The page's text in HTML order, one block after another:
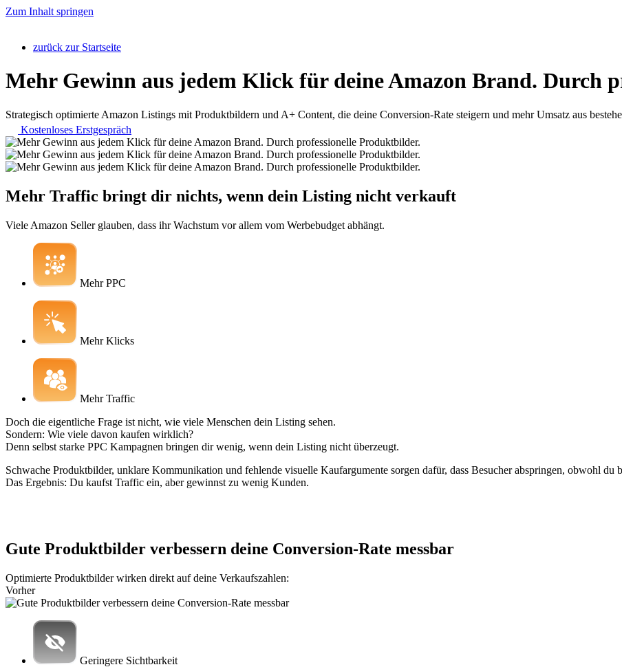
Zum Inhalt springen
zurück zur Startseite
Mehr Gewinn aus jedem Klick für deine Amazon Brand. Durch
Strategisch optimierte Amazon Listings mit Produktbildern und A+ Content, die deine Conversion-Rate steigern und mehr Umsatz aus
Kostenloses Erstgespräch
Mehr Traffic bringt dir nichts, wenn dein Listing nicht verkauft
Viele Amazon Seller glauben, dass ihr Wachstum vor allem vom Werbebudget abhängt.
Mehr PPC
Mehr Klicks
Mehr Traffic
Doch die eigentliche Frage ist nicht, wie viele Menschen dein Listing sehen.
Sondern: Wie viele davon kaufen wirklich?
Denn selbst starke PPC Kampagnen bringen dir wenig, wenn dein Listing nicht überzeugt.
Schwache Produktbilder, unklare Kommunikation und fehlende visuelle Kaufargumente sorgen dafür, dass Besucher abspringen, obwohl du
Das Ergebnis: Du kaufst Traffic ein, aber gewinnst zu wenig Kunden.
Gute Produktbilder verbessern deine Conversion-Rate messbar
Optimierte Produktbilder wirken direkt auf deine Verkaufszahlen:
Vorher
Geringere Sichtbarkeit